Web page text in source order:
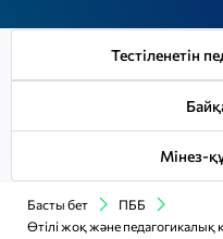
Тестіленетін
Мінез-
Басты бет
ПББ
Өтілі жоқ және педагогикалық